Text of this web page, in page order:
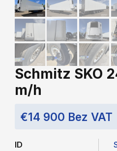
Schmitz SKO
m/h
€14 900 Bez VAT
ID